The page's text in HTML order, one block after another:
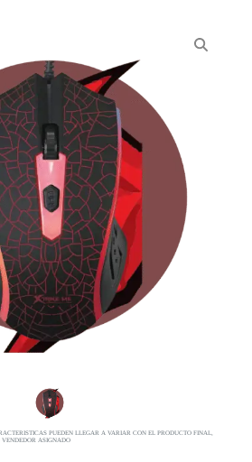
PUEDEN LLEGAR A VARIAR CON EL PRODUCTO FINAL,
ASIGNADO